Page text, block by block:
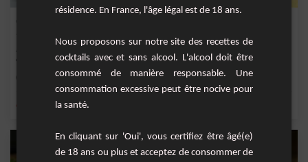
colada....
Moyenne
citron jus d'ananas,
résidence. En France, l'âge légal est de 18 ans.
Nous proposons sur notre site des recettes de
cocktails avec et sans alcool. L'alcool doit être
consommé de manière responsable. Une
consommation excessive peut être nocive pour
la santé.
En cliquant sur 'Oui', vous certifiez être âgé(e)
de 18 ans ou plus et acceptez de consommer de